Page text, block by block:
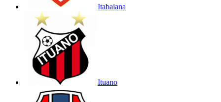
Itabaiana
Ituano